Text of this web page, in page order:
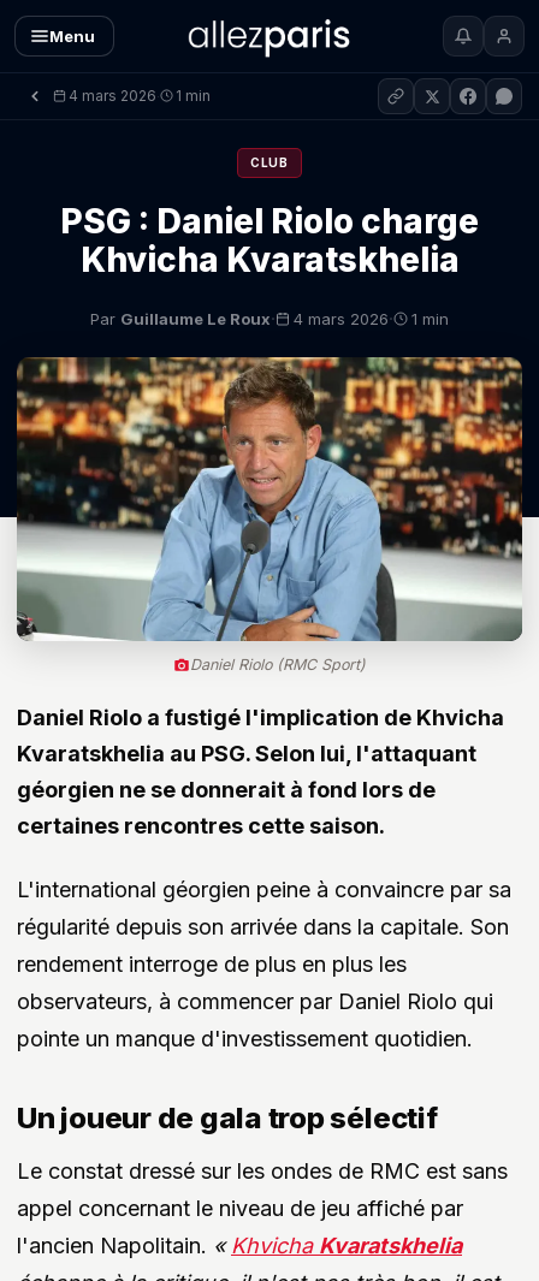
Menu
4 mars 2026· 1 min
CLUB
PSG : Daniel Riolo charge
Khvicha Kvaratskhelia
Par Guillaume Le Roux· 4 mars 2026· 1 min
Daniel Riolo (RMC Sport)
Daniel Riolo a fustigé l'implication de Khvicha
Kvaratskhelia au PSG. Selon lui, l'attaquant
géorgien ne se donnerait à fond lors de
certaines rencontres cette saison.
L'international géorgien peine à convaincre par sa
régularité depuis son arrivée dans la capitale. Son
rendement interroge de plus en plus les
observateurs, à commencer par Daniel Riolo qui
pointe un manque d'investissement quotidien.
Un joueur de gala trop sélectif
Le constat dressé sur les ondes de RMC est sans
appel concernant le niveau de jeu affiché par
l'ancien Napolitain. «Khvicha Kvaratskhelia